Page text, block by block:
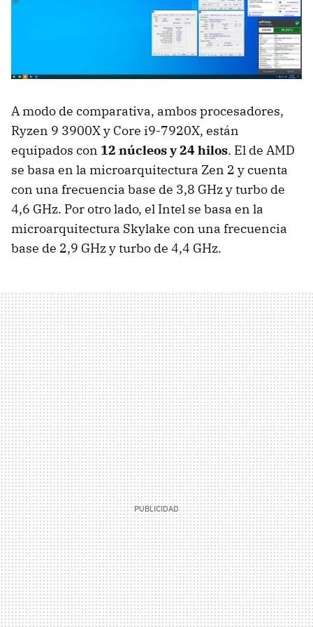
A modo de comparativa, ambos procesadores,
Ryzen 9 3900X y Core i9-7920X, están
equipados con 12 núcleos y 24 hilos. El de AMD
se basa en la microarquitectura Zen 2 y cuenta
con una frecuencia base de 3,8 GHz y turbo de
4,6 GHz. Por otro lado, el Intel se basa en la
microarquitectura Skylake con una frecuencia
base de 2,9 GHz y turbo de 4,4 GHz.